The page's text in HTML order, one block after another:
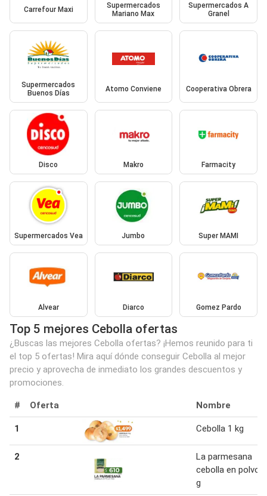
Carrefour Maxi
Supermercados
Mariano Max
Supermercados A
Granel
Supermercados
Buenos Días
Atomo Conviene Cooperativa Obrera
Disco Makro Farmacity
Supermercados Vea Jumbo Super MAMI
Alvear Diarco Gomez Pardo
Top 5 mejores Cebolla ofertas
¿Buscas las mejores Cebolla ofertas? ¡Hemos reunido para ti
el top 5 ofertas! Mira aquí dónde conseguir Cebolla al mejor
precio y aprovecha de inmediato los grandes descuentos y
promociones.
# Oferta Nombre
1 Cebolla 1 kg
2
La parmesana
cebolla en polvo
g